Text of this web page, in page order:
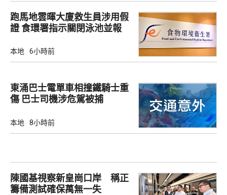
跑馬地雲暉大廈救生員涉用假
證 食環署指示關閉泳池並報
本地 6小時前
東涌巴士電單車相撞鐵騎士重
傷 巴士司機涉危駕被捕
本地 8小時前
陳國基視察新皇崗口岸 稱正
籌備測試確保萬無一失